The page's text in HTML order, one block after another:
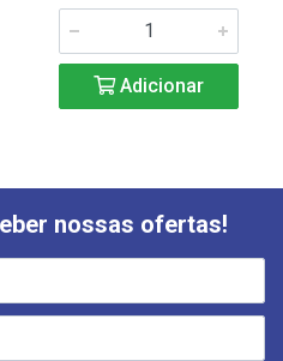
Adicionar
nossas ofertas!